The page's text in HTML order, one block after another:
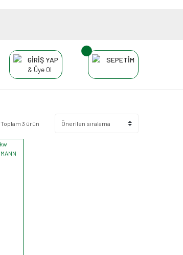
GİRİŞ YAP
& Üye Ol
SEPETİM
Toplam 3 ürün